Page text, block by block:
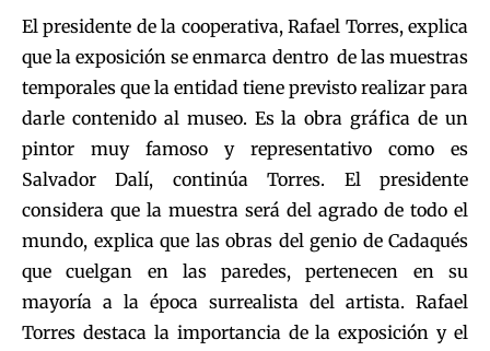
El presidente de la cooperativa, Rafael Torres, explica
que la exposición se enmarca dentro de las muestras
temporales que la entidad tiene previsto realizar para
darle contenido al museo. Es la obra gráfica de un
pintor muy famoso y representativo como es
Salvador Dalí, continúa Torres. El presidente
considera que la muestra será del agrado de todo el
mundo, explica que las obras del genio de Cadaqués
que cuelgan en las paredes, pertenecen en su
mayoría a la época surrealista del artista. Rafael
Torres destaca la importancia de la exposición y el